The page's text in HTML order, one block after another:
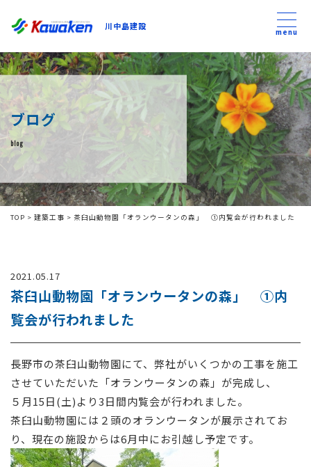
川中島建設
川中島建設
トップ
トピックス
事業内容
私たちについて
コンテンツ
採用情報
お問い合わせ
menu
ブログ
blog
TOP > 建築工事 > 茶臼山動物園「オランウータンの森」 ①内覧会が行われました
2021.05.17
茶臼山動物園「オランウータンの森」 ①内
覧会が行われました
長野市の茶臼山動物園にて、弊社がいくつかの工事を施工
させていただいた「オランウータンの森」が完成し、
５月15日(土)より3日間内覧会が行われました。
茶臼山動物園には２頭のオランウータンが展示されてお
り、現在の施設からは6月中にお引越し予定です。